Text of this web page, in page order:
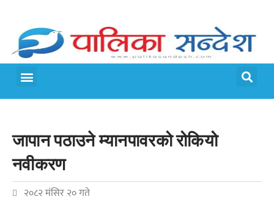
जापान पठाउने म्यानपावरको रोकियो
नवीकरण
२०८२ मंसिर २० गते